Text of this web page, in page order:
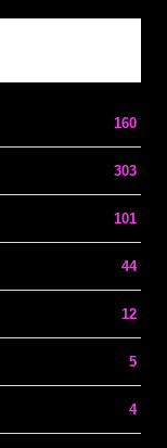
160
303
101
44
12
5
4